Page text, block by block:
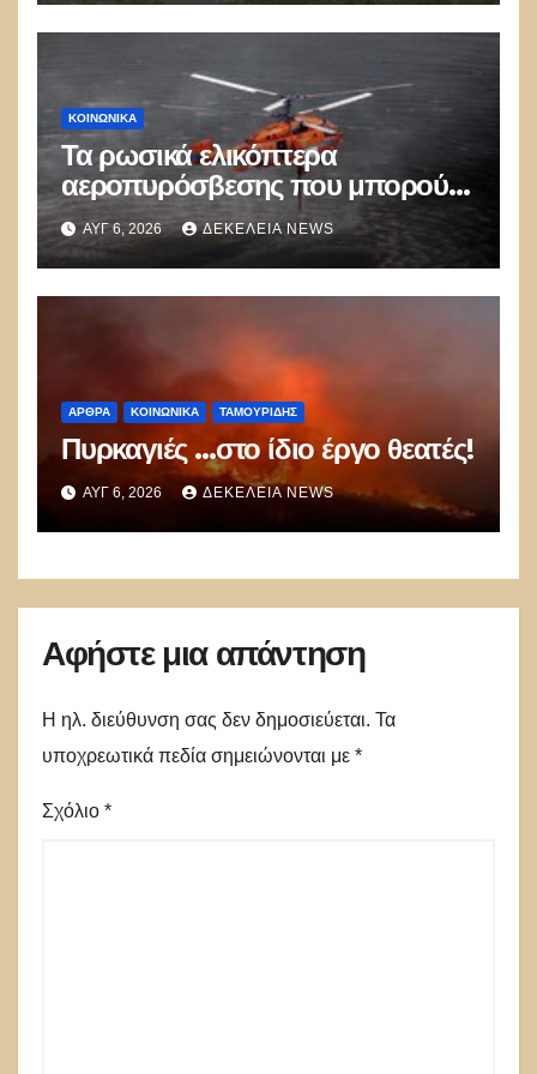
ΚΟΙΝΩΝΙΚΑ
Τα ρωσικά ελικόπτερα
αεροπυρόσβεσης που μπορούν
να ρίχνουν 5 τόνους νερού με 8
μποφόρ
ΑΥΓ 6, 2026 ΔΕΚΈΛΕΙΑ NEWS
ΑΡΘΡΑ ΚΟΙΝΩΝΙΚΑ ΤΑΜΟΥΡΊΔΗΣ
Πυρκαγιές …στο ίδιο έργο θεατές!
ΑΥΓ 6, 2026 ΔΕΚΈΛΕΙΑ NEWS
Αφήστε μια απάντηση
Η ηλ. διεύθυνση σας δεν δημοσιεύεται. Τα
υποχρεωτικά πεδία σημειώνονται με *
Σχόλιο *